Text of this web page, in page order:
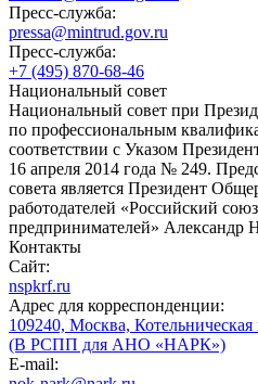
Пресс-служба:
pressa@mintrud.gov.ru
Пресс-служба:
+7 (495) 870-68-46
Национальный совет
Национальный совет при
по профессиональным
соответствии с Указом
16 апреля 2014 года № 249.
совета является Президент
работодателей «Российский
предпринимателей» Александр
Контакты
Сайт:
nspkrf.ru
Адрес для корреспонденции:
109240, Москва,
(В РСПП для АНО «НАРК»)
E-mail: